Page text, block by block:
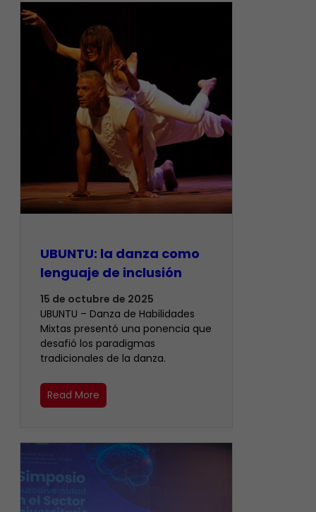
UBUNTU: la danza como
lenguaje de inclusión
15 de octubre de 2025
UBUNTU – Danza de Habilidades
Mixtas presentó una ponencia que
desafió los paradigmas
tradicionales de la danza.
Read More